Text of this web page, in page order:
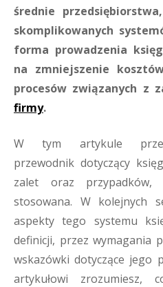
średnie
skomplikowanych
forma prowadzenia
na zmniejszenie
procesów związanych z
firmy.
W tym artykule
przewodnik dotyczący
zalet oraz
stosowana. W kolejnych
aspekty tego systemu
definicji, przez wymagania
wskazówki dotyczące jego
artykułowi